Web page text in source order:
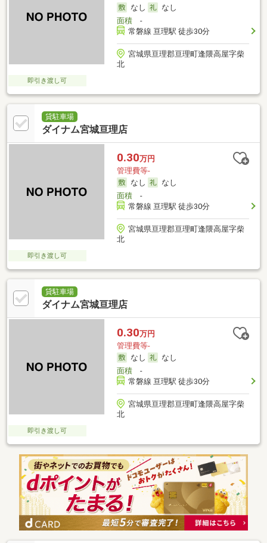
なし
なし
面積-
常磐線 亘理駅 徒歩30分
宮城県亘理郡亘理町逢隈高屋字柴
北
即引き渡し可
貸駐車場
ダイナム宮城亘理店
0.30万円
管理費等-
なし
なし
面積-
常磐線 亘理駅 徒歩30分
宮城県亘理郡亘理町逢隈高屋字柴
北
即引き渡し可
貸駐車場
ダイナム宮城亘理店
0.30万円
管理費等-
なし
なし
面積-
常磐線 亘理駅 徒歩30分
宮城県亘理郡亘理町逢隈高屋字柴
北
即引き渡し可